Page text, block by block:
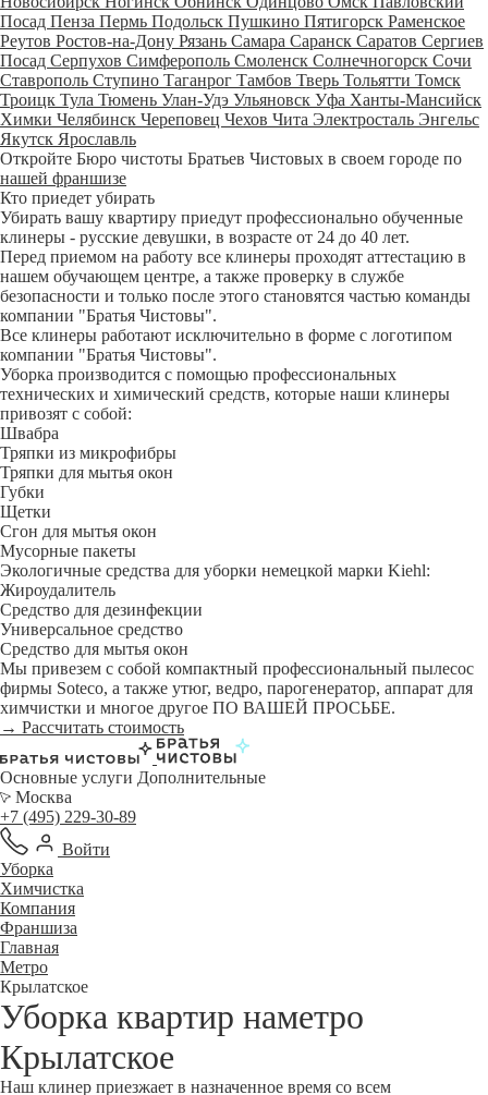
Посад Пенза Пермь Подольск Пушкино Пятигорск Раменское
Реутов Ростов-на-Дону Рязань Самара Саранск Саратов Сергиев
Посад Серпухов Симферополь Смоленск Солнечногорск Сочи
Ставрополь Ступино Таганрог Тамбов Тверь Тольятти Томск
Троицк Тула Тюмень Улан-Удэ Ульяновск Уфа Ханты-Мансийск
Химки Челябинск Череповец Чехов Чита Электросталь Энгельс
Якутск Ярославль
Откройте Бюро чистоты Братьев Чистовых в своем городе по
нашей франшизе
Кто приедет убирать
Убирать вашу квартиру приедут профессионально обученные
клинеры - русские девушки, в возрасте от 24 до 40 лет.
Перед приемом на работу все клинеры проходят аттестацию в
нашем обучающем центре, а также проверку в службе
безопасности и только после этого становятся частью команды
компании "Братья Чистовы".
Все клинеры работают исключительно в форме с логотипом
компании "Братья Чистовы".
Уборка производится с помощью профессиональных
технических и химический средств, которые наши клинеры
привозят с собой:
Швабра
Тряпки из микрофибры
Тряпки для мытья окон
Губки
Щетки
Сгон для мытья окон
Мусорные пакеты
Экологичные средства для уборки немецкой марки Kiehl:
Жироудалитель
Средство для дезинфекции
Универсальное средство
Средство для мытья окон
Мы привезем с собой компактный профессиональный пылесос
фирмы Soteco, а также утюг, ведро, парогенератор, аппарат для
химчистки и многое другое ПО ВАШЕЙ ПРОСЬБЕ.
→ Рассчитать стоимость
Основные услуги Дополнительные
Москва
+7 (495) 229-30-89
Войти
Уборка
Химчистка
Компания
Франшиза
Главная
Метро
Крылатское
Уборка квартир наметро
Крылатское
Наш клинер приезжает в назначенное время со всем